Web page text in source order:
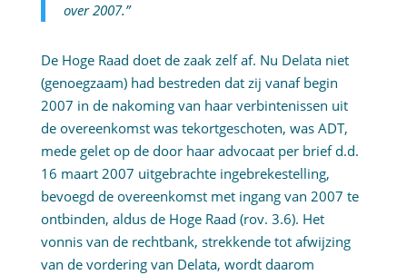
over 2007.”
De Hoge Raad doet de zaak zelf af. Nu Delata niet
(genoegzaam) had bestreden dat zij vanaf begin
2007 in de nakoming van haar verbintenissen uit
de overeenkomst was tekortgeschoten, was ADT,
mede gelet op de door haar advocaat per brief d.d.
16 maart 2007 uitgebrachte ingebrekestelling,
bevoegd de overeenkomst met ingang van 2007 te
ontbinden, aldus de Hoge Raad (rov. 3.6). Het
vonnis van de rechtbank, strekkende tot afwijzing
van de vordering van Delata, wordt daarom